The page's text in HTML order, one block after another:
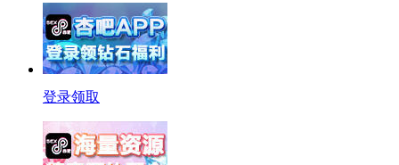
登录领取